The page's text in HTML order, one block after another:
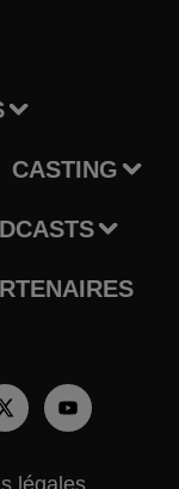
CASTING
légales